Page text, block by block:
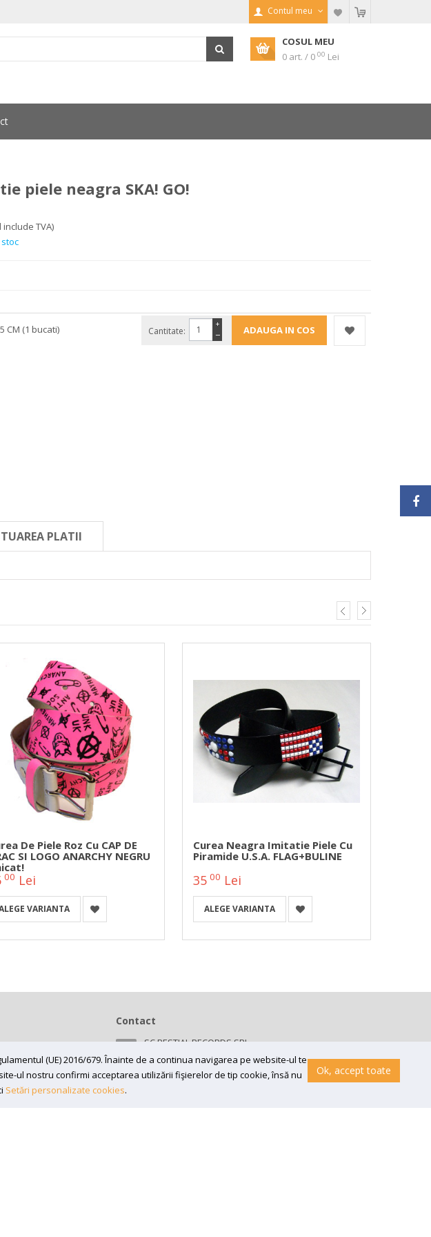
Contul meu
COSUL MEU
0 art. / 0 00 Lei
piele neagra SKA! GO!
include TVA)
CM (1 bucati)
Cantitate: −
+
PLATII
De Piele Roz Cu CAP DE
SI LOGO ANARCHY NEGRU
00 Lei
VARIANTA
Curea Neagra Imitatie Piele Cu
Piramide U.S.A. FLAG+BULINE
35 00 Lei
ALEGE VARIANTA
(UE) 2016/679. Înainte de a continua navigarea pe website-ul te
ul nostru confirmi acceptarea utilizării fişierelor de tip cookie, însă nu
Setări personalizate cookies.
Ok, accept toate
Contact
SC BESTIAL RECORDS SRL
Bv 16 Decembrie 1989 nr 43, in curte la Neuromed,
300218, Timisoara